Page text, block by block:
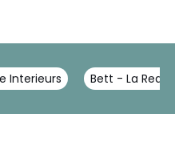
Interieurs Bett - La